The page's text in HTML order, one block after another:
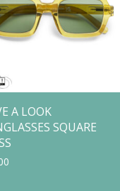
A LOOK
SQUARE